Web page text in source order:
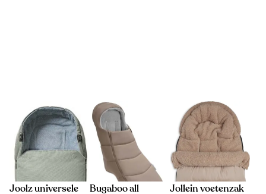
Joolz universele
Bugaboo all
Jollein voetenzak